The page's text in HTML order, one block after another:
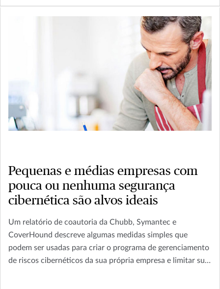
Pequenas e médias empresas com
pouca ou nenhuma segurança
cibernética são alvos ideais
Um relatório de coautoria da Chubb, Symantec e
CoverHound descreve algumas medidas simples que
podem ser usadas para criar o programa de gerenciamento
de riscos cibernéticos da sua própria empresa e limitar sua